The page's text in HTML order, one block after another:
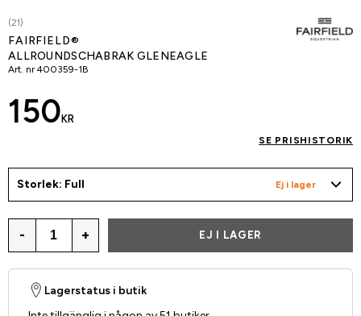
(21)
FAIRFIELD®
ALLROUNDSCHABRAK GLENEAGLE
Art. nr 400359-1B
150 KR
SE PRISHISTORIK
Storlek: Full Ej i lager
- + EJ I LAGER
Lagerstatus i butik